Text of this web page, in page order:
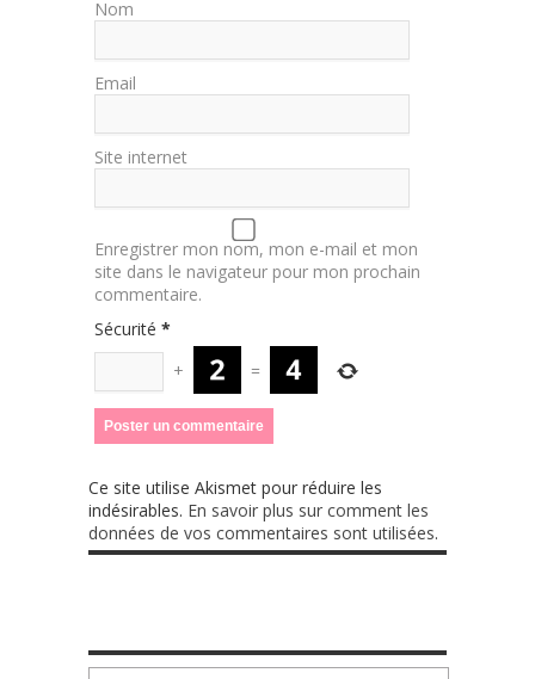
Nom
Email
Site internet
Enregistrer mon nom, mon e-mail et mon
site dans le navigateur pour mon prochain
commentaire.
Sécurité *
+
=
Ce site utilise Akismet pour réduire les
indésirables. En savoir plus sur comment les
données de vos commentaires sont utilisées.